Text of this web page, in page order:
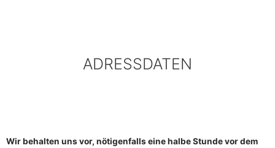
ADRESSDATEN
Wir behalten uns vor, nötigenfalls eine halbe Stunde vor dem